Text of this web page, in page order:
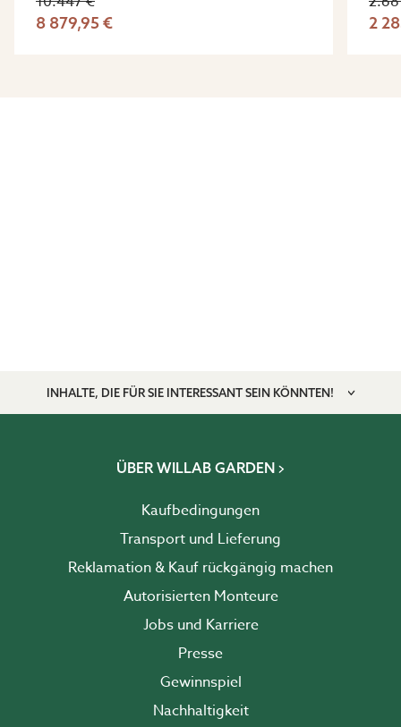
8 879,95 € 2
INHALTE, DIE FÜR SIE INTERESSANT SEIN KÖNNTEN!
ÜBER WILLAB GARDEN
Kaufbedingungen
Transport und Lieferung
Reklamation & Kauf rückgängig machen
Autorisierten Monteure
Jobs und Karriere
Presse
Gewinnspiel
Nachhaltigkeit